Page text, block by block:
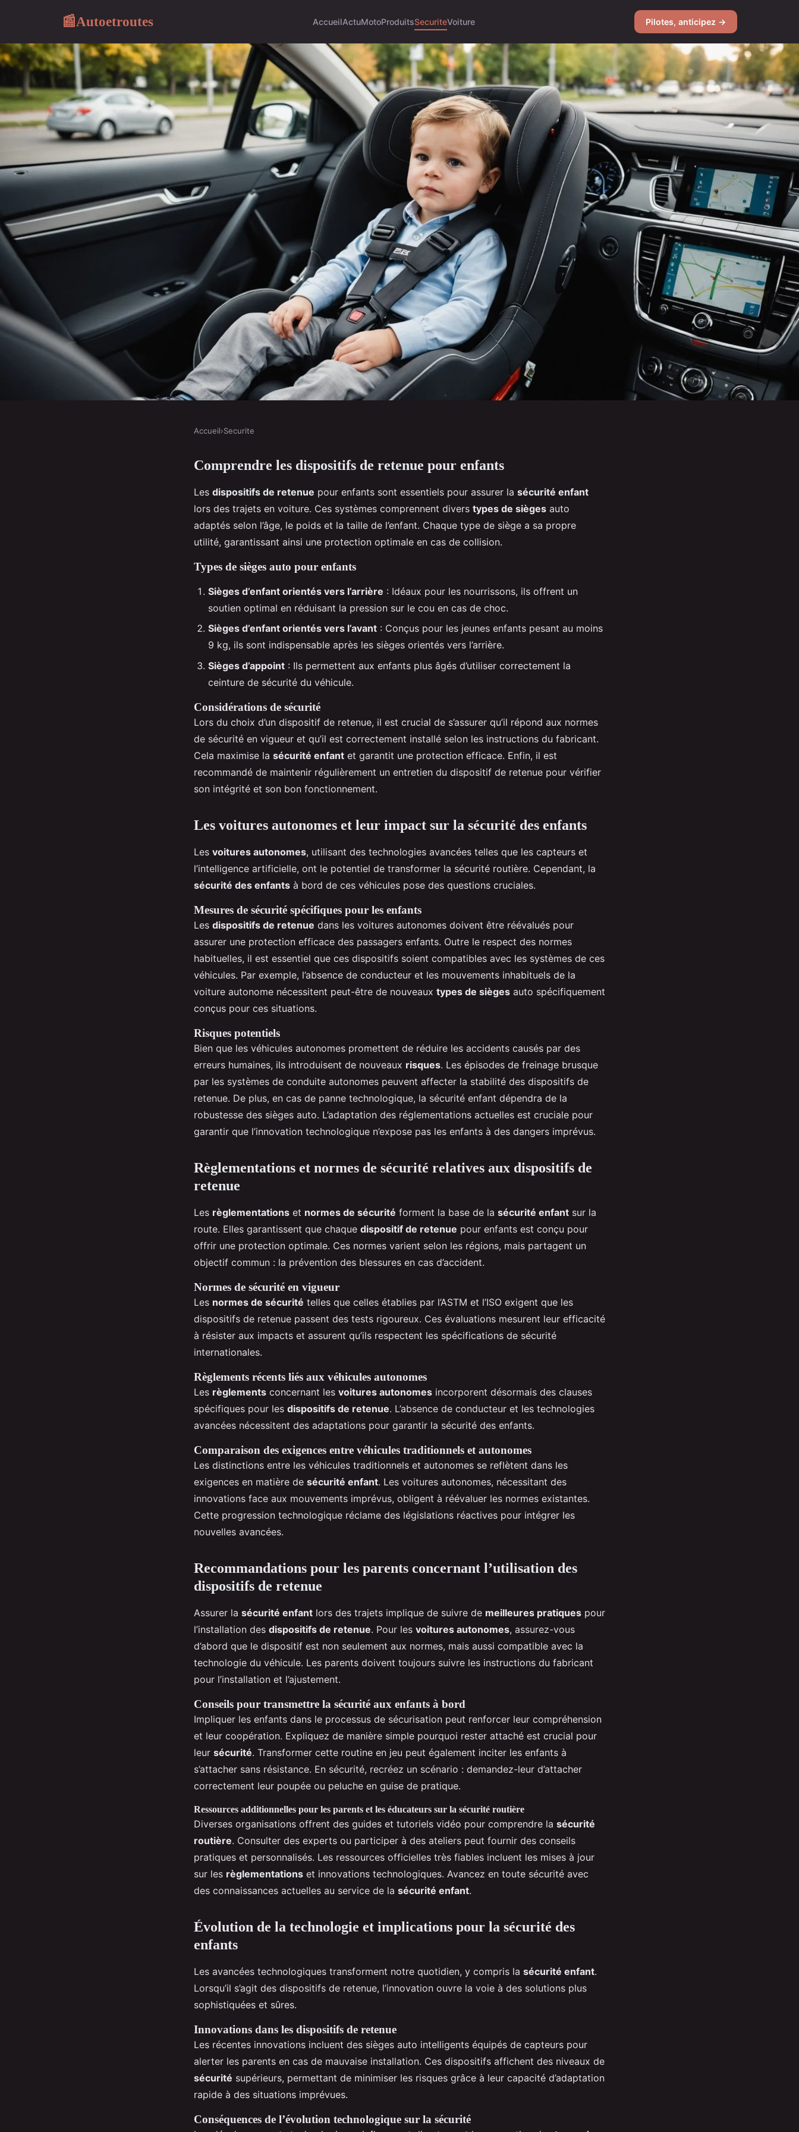
📰Autoetroutes AccueilActuMotoProduitsSecuriteVoiture Pilotes, anticipez →
Les dispositifs de retenue pour enfants et
les voitures autonomes : que faut-il
Accueil›Securite
Comprendre les dispositifs de retenue pour enfants
Les dispositifs de retenue pour enfants sont essentiels pour assurer la sécurité enfant
lors des trajets en voiture. Ces systèmes comprennent divers types de sièges auto
adaptés selon l’âge, le poids et la taille de l’enfant. Chaque type de siège a sa propre
utilité, garantissant ainsi une protection optimale en cas de collision.
Types de sièges auto pour enfants
Sièges d’enfant orientés vers l’arrière : Idéaux pour les nourrissons, ils offrent un
soutien optimal en réduisant la pression sur le cou en cas de choc.
Sièges d’enfant orientés vers l’avant : Conçus pour les jeunes enfants pesant au moins
9 kg, ils sont indispensable après les sièges orientés vers l’arrière.
Sièges d’appoint : Ils permettent aux enfants plus âgés d’utiliser correctement la
ceinture de sécurité du véhicule.
Considérations de sécurité
Lors du choix d’un dispositif de retenue, il est crucial de s’assurer qu’il répond aux normes
de sécurité en vigueur et qu’il est correctement installé selon les instructions du fabricant.
Cela maximise la sécurité enfant et garantit une protection efficace. Enfin, il est
recommandé de maintenir régulièrement un entretien du dispositif de retenue pour vérifier
son intégrité et son bon fonctionnement.
Les voitures autonomes et leur impact sur la sécurité des enfants
Les voitures autonomes, utilisant des technologies avancées telles que les capteurs et
l’intelligence artificielle, ont le potentiel de transformer la sécurité routière. Cependant, la
sécurité des enfants à bord de ces véhicules pose des questions cruciales.
Mesures de sécurité spécifiques pour les enfants
Les dispositifs de retenue dans les voitures autonomes doivent être réévalués pour
assurer une protection efficace des passagers enfants. Outre le respect des normes
habituelles, il est essentiel que ces dispositifs soient compatibles avec les systèmes de ces
véhicules. Par exemple, l’absence de conducteur et les mouvements inhabituels de la
voiture autonome nécessitent peut-être de nouveaux types de sièges auto spécifiquement
conçus pour ces situations.
Risques potentiels
Bien que les véhicules autonomes promettent de réduire les accidents causés par des
erreurs humaines, ils introduisent de nouveaux risques. Les épisodes de freinage brusque
par les systèmes de conduite autonomes peuvent affecter la stabilité des dispositifs de
retenue. De plus, en cas de panne technologique, la sécurité enfant dépendra de la
robustesse des sièges auto. L’adaptation des réglementations actuelles est cruciale pour
garantir que l’innovation technologique n’expose pas les enfants à des dangers imprévus.
Règlementations et normes de sécurité relatives aux dispositifs de
retenue
Les règlementations et normes de sécurité forment la base de la sécurité enfant sur la
route. Elles garantissent que chaque dispositif de retenue pour enfants est conçu pour
offrir une protection optimale. Ces normes varient selon les régions, mais partagent un
objectif commun : la prévention des blessures en cas d’accident.
Normes de sécurité en vigueur
Les normes de sécurité telles que celles établies par l’ASTM et l’ISO exigent que les
dispositifs de retenue passent des tests rigoureux. Ces évaluations mesurent leur efficacité
à résister aux impacts et assurent qu’ils respectent les spécifications de sécurité
internationales.
Règlements récents liés aux véhicules autonomes
Les règlements concernant les voitures autonomes incorporent désormais des clauses
spécifiques pour les dispositifs de retenue. L’absence de conducteur et les technologies
avancées nécessitent des adaptations pour garantir la sécurité des enfants.
Comparaison des exigences entre véhicules traditionnels et autonomes
Les distinctions entre les véhicules traditionnels et autonomes se reflètent dans les
exigences en matière de sécurité enfant. Les voitures autonomes, nécessitant des
innovations face aux mouvements imprévus, obligent à réévaluer les normes existantes.
Cette progression technologique réclame des législations réactives pour intégrer les
nouvelles avancées.
Recommandations pour les parents concernant l’utilisation des
dispositifs de retenue
Assurer la sécurité enfant lors des trajets implique de suivre de meilleures pratiques pour
l’installation des dispositifs de retenue. Pour les voitures autonomes, assurez-vous
d’abord que le dispositif est non seulement aux normes, mais aussi compatible avec la
technologie du véhicule. Les parents doivent toujours suivre les instructions du fabricant
pour l’installation et l’ajustement.
Conseils pour transmettre la sécurité aux enfants à bord
Impliquer les enfants dans le processus de sécurisation peut renforcer leur compréhension
et leur coopération. Expliquez de manière simple pourquoi rester attaché est crucial pour
leur sécurité. Transformer cette routine en jeu peut également inciter les enfants à
s’attacher sans résistance. En sécurité, recréez un scénario : demandez-leur d’attacher
correctement leur poupée ou peluche en guise de pratique.
Ressources additionnelles pour les parents et les éducateurs sur la sécurité routière
Diverses organisations offrent des guides et tutoriels vidéo pour comprendre la sécurité
routière. Consulter des experts ou participer à des ateliers peut fournir des conseils
pratiques et personnalisés. Les ressources officielles très fiables incluent les mises à jour
sur les règlementations et innovations technologiques. Avancez en toute sécurité avec
des connaissances actuelles au service de la sécurité enfant.
Évolution de la technologie et implications pour la sécurité des
enfants
Les avancées technologiques transforment notre quotidien, y compris la sécurité enfant.
Lorsqu’il s’agit des dispositifs de retenue, l’innovation ouvre la voie à des solutions plus
sophistiquées et sûres.
Innovations dans les dispositifs de retenue
Les récentes innovations incluent des sièges auto intelligents équipés de capteurs pour
alerter les parents en cas de mauvaise installation. Ces dispositifs affichent des niveaux de
sécurité supérieurs, permettant de minimiser les risques grâce à leur capacité d’adaptation
rapide à des situations imprévues.
Conséquences de l’évolution technologique sur la sécurité